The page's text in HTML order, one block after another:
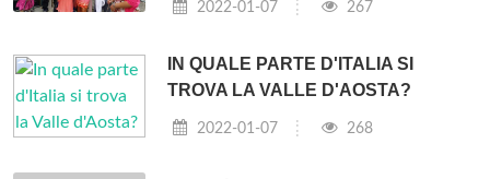
2022-01-07 267
IN QUALE PARTE D'ITALIA SI
TROVA LA VALLE D'AOSTA?
2022-01-07 268